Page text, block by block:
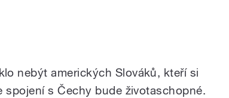
nebýt amerických Slováků, kteří si
spojení s Čechy bude životaschopné.